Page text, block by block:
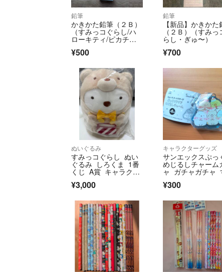
鉛筆
かきかた鉛筆（２Ｂ）
（すみっコぐらし/ハ
ローキティ/ピカチュ
¥500
鉛筆
【新品】かきかた
（２Ｂ）（すみっ
らし・ぎゅ〜）
¥700
ぬいぐるみ
すみっコぐらし ぬい
ぐるみ しろくま 1番
くじ A賞 キャラクタ
ーグッズ
¥3,000
キャラクターグッズ
サンエックスぷっ
めじるしチャーム
ャ ガチャガチャ
っコぐらし 新品
¥300